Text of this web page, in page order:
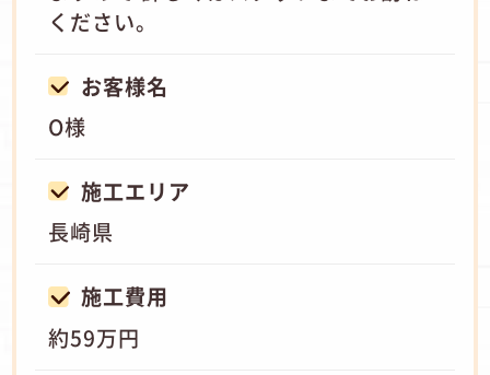
ください。
お客様名
O様
施工エリア
長崎県
施工費用
約59万円